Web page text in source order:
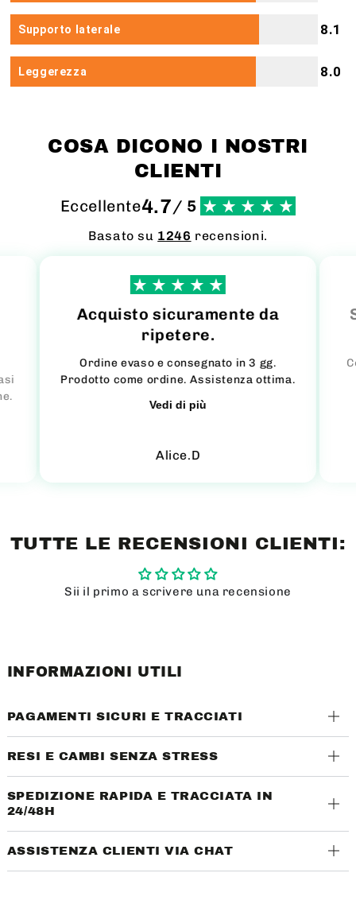
Supporto laterale 8.1
Leggerezza 8.0
COSA DICONO I NOSTRI
CLIENTI
Eccellente4.7 / 5
Basato su 1246 recensioni.
Acquisto sicuramente da
ripetere.
Ordine evaso e consegnato in 3 gg.
Prodotto come ordine. Assistenza ottima.
Vedi di più
Alice.D
TUTTE LE RECENSIONI CLIENTI:
Sii il primo a scrivere una recensione
INFORMAZIONI UTILI
PAGAMENTI SICURI E TRACCIATI
RESI E CAMBI SENZA STRESS
SPEDIZIONE RAPIDA E TRACCIATA IN
24/48H
ASSISTENZA CLIENTI VIA CHAT